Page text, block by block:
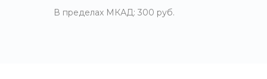
В пределах МКАД: 300 руб.